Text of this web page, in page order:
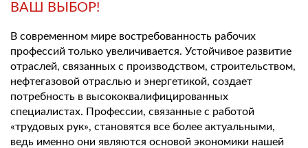
ВАШ ВЫБОР!
В современном мире востребованность рабочих
профессий только увеличивается. Устойчивое развитие
отраслей, связанных с производством, строительством,
нефтегазовой отраслью и энергетикой, создает
потребность в высококвалифицированных
специалистах. Профессии, связанные с работой
«трудовых рук», становятся все более актуальными,
ведь именно они являются основой экономики нашей